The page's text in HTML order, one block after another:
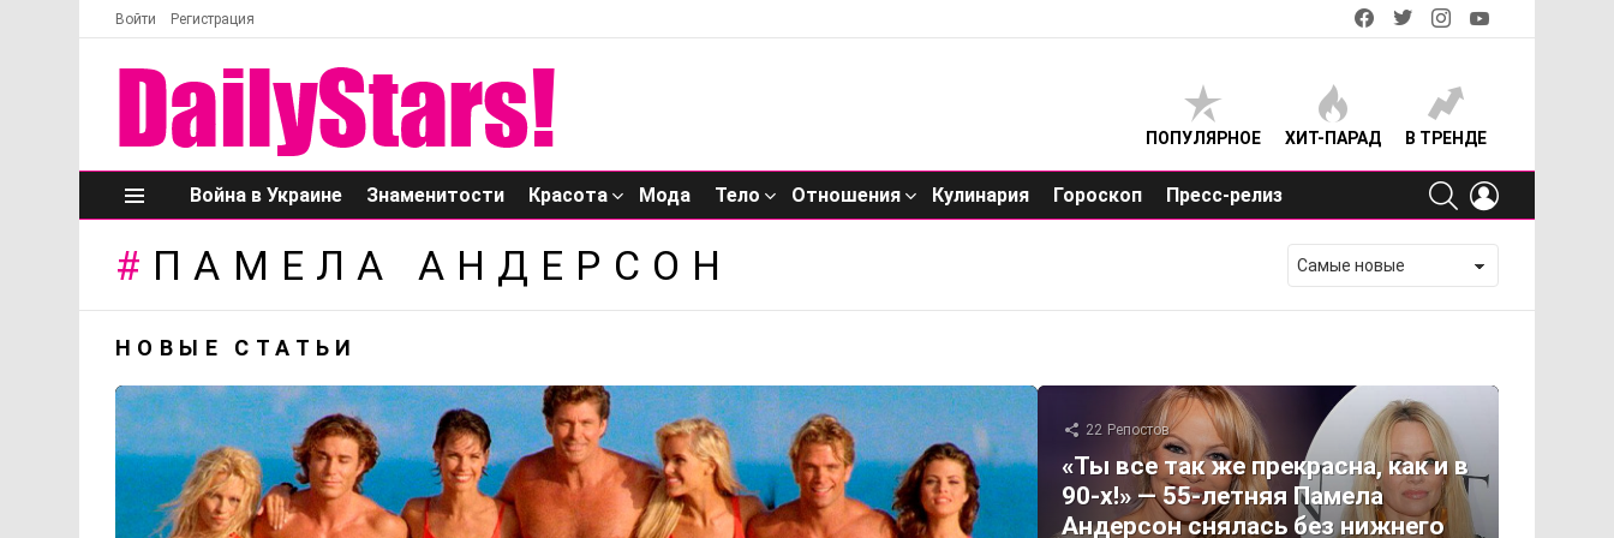
Войти Регистрация
facebooktwitterinstagram
ПОПУЛЯРНОЕ ХИТ-ПАРАД В ТРЕНДЕ
Меню
Война в Украине Знаменитости Красота Мода Тело Отношения Кулинария Гороскоп Пресс-релиз
SEARCH
ПАМЕЛА АНДЕРСОН
НОВЫЕ СТАТЬИ
22 Репостов
«Ты все так же прекрасна, как и в
90-х!» — 55-летняя Памела
Андерсон снялась без нижнего